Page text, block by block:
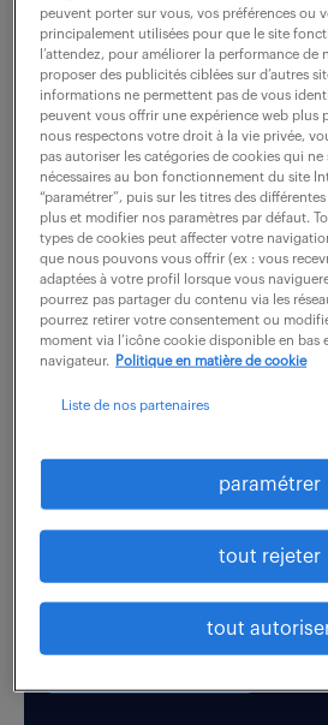
ne ratez
opportunité.
recevez chaque semaine par
correspondent à votre
créer une alerte
votre CV !
Boostez votre visibilité auprès
en postulant par candidature
peuvent porter sur vous, vos préférences ou
principalement utilisées pour que le site
l’attendez, pour améliorer la performance de
proposer des publicités ciblées sur d’autres
informations ne permettent pas de vous
peuvent vous offrir une expérience web plus
nous respectons votre droit à la vie privée,
pas autoriser les catégories de cookies qui
nécessaires au bon fonctionnement du site
“paramétrer”, puis sur les titres des
plus et modifier nos paramètres par défaut.
types de cookies peut affecter votre
que nous pouvons vous offrir (ex : vous
adaptées à votre profil lorsque vous
pourrez pas partager du contenu via les
pourrez retirer votre consentement ou
moment via l’icône cookie disponible en bas
navigateur.
Politique en matière de cookie
Liste de nos partenaires
paramétrer
tout rejeter
tout